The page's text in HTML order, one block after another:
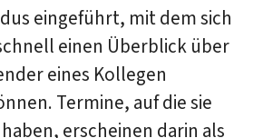
eingeführt, mit dem sich
einen Überblick über
eines Kollegen
Termine, auf die sie
erscheinen darin als